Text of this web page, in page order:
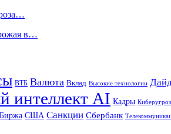
в…
ВТБ Валюта Вклад Высокие технологии
интеллект AI Кадры
США Санкции Сбербанк